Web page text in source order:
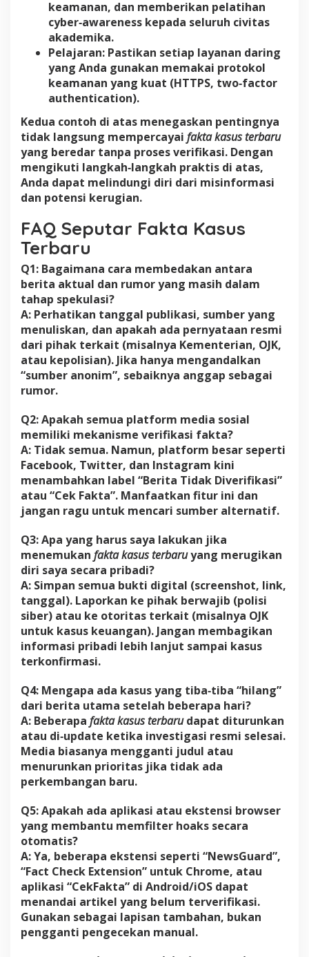
keamanan, dan memberikan pelatihan
cyber‑awareness kepada seluruh civitas
akademika.
Pelajaran: Pastikan setiap layanan daring
yang Anda gunakan memakai protokol
keamanan yang kuat (HTTPS, two‑factor
authentication).
Kedua contoh di atas menegaskan pentingnya
tidak langsung mempercayai fakta kasus terbaru
yang beredar tanpa proses verifikasi. Dengan
mengikuti langkah‑langkah praktis di atas,
Anda dapat melindungi diri dari misinformasi
dan potensi kerugian.
FAQ Seputar Fakta Kasus
Terbaru
Q1: Bagaimana cara membedakan antara
berita aktual dan rumor yang masih dalam
tahap spekulasi?
A: Perhatikan tanggal publikasi, sumber yang
menuliskan, dan apakah ada pernyataan resmi
dari pihak terkait (misalnya Kementerian, OJK,
atau kepolisian). Jika hanya mengandalkan
“sumber anonim”, sebaiknya anggap sebagai
rumor.
Q2: Apakah semua platform media sosial
memiliki mekanisme verifikasi fakta?
A: Tidak semua. Namun, platform besar seperti
Facebook, Twitter, dan Instagram kini
menambahkan label “Berita Tidak Diverifikasi”
atau “Cek Fakta”. Manfaatkan fitur ini dan
jangan ragu untuk mencari sumber alternatif.
Q3: Apa yang harus saya lakukan jika
menemukan fakta kasus terbaruyang merugikan
diri saya secara pribadi?
A: Simpan semua bukti digital (screenshot, link,
tanggal). Laporkan ke pihak berwajib (polisi
siber) atau ke otoritas terkait (misalnya OJK
untuk kasus keuangan). Jangan membagikan
informasi pribadi lebih lanjut sampai kasus
terkonfirmasi.
Q4: Mengapa ada kasus yang tiba‑tiba “hilang”
dari berita utama setelah beberapa hari?
A: Beberapa fakta kasus terbarudapat diturunkan
atau di‑update ketika investigasi resmi selesai.
Media biasanya mengganti judul atau
menurunkan prioritas jika tidak ada
perkembangan baru.
Q5: Apakah ada aplikasi atau ekstensi browser
yang membantu memfilter hoaks secara
otomatis?
A: Ya, beberapa ekstensi seperti “NewsGuard”,
“Fact Check Extension” untuk Chrome, atau
aplikasi “CekFakta” di Android/iOS dapat
menandai artikel yang belum terverifikasi.
Gunakan sebagai lapisan tambahan, bukan
pengganti pengecekan manual.